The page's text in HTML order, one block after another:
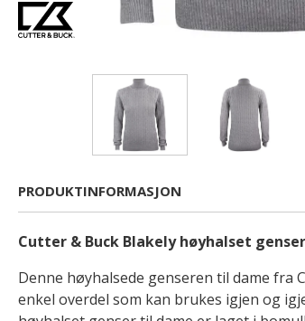
PRODUKTINFORMASJON
Cutter & Buck Blakely høyhalset
Denne høyhalsede genseren til dame fra
enkel overdel som kan brukes igjen og